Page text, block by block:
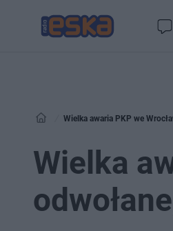
Wielka awaria PKP we
Wielka